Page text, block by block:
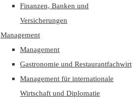
Finanzen, Banken und
Versicherungen
Management
Management
Gastronomie und Restaurantfachwirt
Management für internationale
Wirtschaft und Diplomatie